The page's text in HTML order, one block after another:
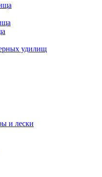
удилищ
и лески